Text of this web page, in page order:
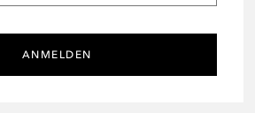
ANMELDEN